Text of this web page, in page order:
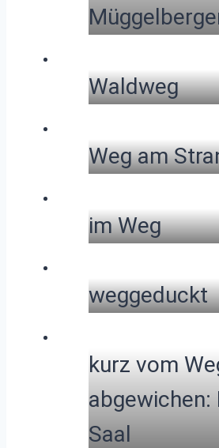
Waldweg
Weg am
im Weg
weggeduckt
kurz vom
abgewichen:
Saal